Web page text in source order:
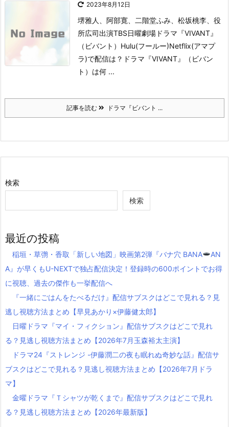
2023年8月12日
堺雅人、阿部寛、二階堂ふみ、松坂桃李、役
所広司出演TBS日曜劇場ドラマ『VIVANT』
（ビバント） Hulu(フールー)Netflix(アマプ
ラ)で配信は？ ドラマ『VIVANT』（ビバン
ト）は何 ...
記事を読む ドラマ『ビバント ...
検索
検索
最近の投稿
稲垣・草彅・香取「新しい地図」映画第2弾『バナ穴 BANA
AN
A』が早くもU-NEXTで独占配信決定！登録時の600ポイントでお得
に視聴、過去の傑作も一挙配信へ
『一緒にごはんをたべるだけ』配信サブスクはどこで見れる？見
逃し視聴方法まとめ【早見あかり×伊藤健太郎】
日曜ドラマ『マイ・フィクション』配信サブスクはどこで見れ
る？見逃し視聴方法まとめ【2026年7月玉森裕太主演】
ドラマ24『ストレンジ -伊藤潤二の夜も眠れぬ奇妙な話』配信サ
ブスクはどこで見れる？見逃し視聴方法まとめ【2026年7月ドラ
マ】
金曜ドラマ『Ｔシャツが乾くまで』配信サブスクはどこで見れ
る？見逃し視聴方法まとめ【2026年最新版】